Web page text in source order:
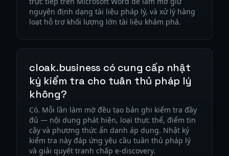
nguyên định dạng tài liệu pháp lý, và xử lý hàng
loạt hỗ trợ khối lượng lớn tài liệu khám phá.
cloak.business có cung cấp nhật
ký kiểm tra cho tuân thủ pháp lý
không?
Có. Mỗi lần làm mờ đều tạo bản ghi kiểm tra đầy
đủ — nội dung phát hiện, loại thực thể, điểm tin
cậy và phương thức ẩn danh áp dụng. Nhật ký
kiểm tra này đáp ứng yêu cầu tuân thủ pháp lý
và giải quyết tranh chấp e-discovery.